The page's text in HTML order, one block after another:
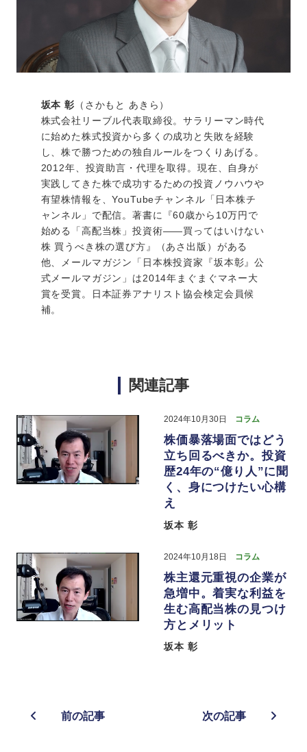
坂本 彰 （さかもと あきら）
株式会社リーブル代表取締役。サラリーマン時代
に始めた株式投資から多くの成功と失敗を経験
し、株で勝つための独自ルールをつくりあげる。
2012年、投資助言・代理を取得。現在、自身が
実践してきた株で成功するための投資ノウハウや
有望株情報を、YouTubeチャンネル「日本株チ
ャンネル」で配信。著書に『60歳から10万円で
始める「高配当株」投資術――買ってはいけない
株 買うべき株の選び方』（あさ出版）がある
他、メールマガジン「日本株投資家『坂本彰』公
式メールマガジン」は2014年まぐまぐマネー大
賞を受賞。日本証券アナリスト協会検定会員候
補。
関連記事
2024年10月30日 コラム
株価暴落場面ではどう
立ち回るべきか。投資
歴24年の“億り人”に聞
く、身につけたい心構
え
坂本 彰
2024年10月18日 コラム
株主還元重視の企業が
急増中。着実な利益を
生む高配当株の見つけ
方とメリット
坂本 彰
前の記事 次の記事